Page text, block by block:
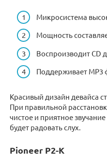
Микросистема
Мощность
Воспроизводит CD
Поддерживает MP3
Красивый дизайн девайса
При правильной
чистое и приятное
будет радовать слух.
Pioneer P2-K